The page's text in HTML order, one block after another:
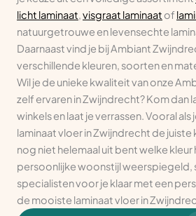
licht laminaat,visgraat laminaat of
natuurgetrouwe en levensechte
Daarnaast vind je bij Ambiant
verschillende kleuren, soorten en
Wil je de unieke kwaliteit van onze
zelf ervaren in Zwijndrecht? Kom dan
winkels en laat je verrassen. Vooral
laminaat vloer in Zwijndrecht de juiste
nog niet helemaal uit bent welke
persoonlijke woonstijl weerspiegeld,
specialisten voor je klaar met een
de mooiste laminaat vloer in